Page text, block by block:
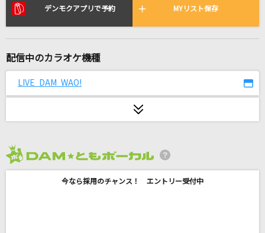
リアルタイムで歌われている曲の一覧
[生音]水平線
LOVE SONG
デンモクアプリで予約 MYリスト保存
配信中のカラオケ機種
LIVE DAM WAO!
今なら採用のチャンス！ エントリー受付中